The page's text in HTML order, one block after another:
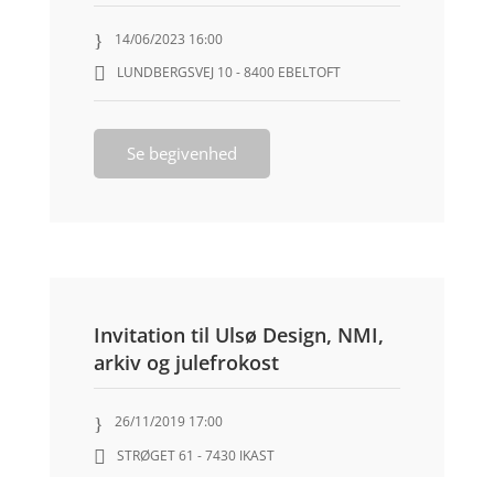
14/06/2023 16:00
LUNDBERGSVEJ 10 - 8400 EBELTOFT
Se begivenhed
Invitation til Ulsø Design, NMI,
arkiv og julefrokost
26/11/2019 17:00
STRØGET 61 - 7430 IKAST